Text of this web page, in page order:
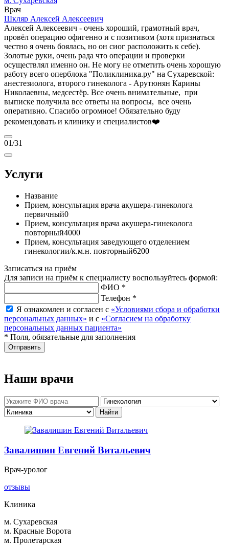
Врач
Шкляр Алексей Алексеевич
Алексей Алексеевич - очень хороший, грамотный врач,
провёл операцию офигенно и с позитивом (хотя признаться
честно я очень боялась, но он сиог расположить к себе).
Золотые руки, очень рада что операции и проверки
осуществлял именно он. Не могу не отметить очень хорошую
работу всего оперблока "Поликлиника.ру" на Сухаревской:
анестезиолога, второго гинеколога - Арутюнян Карины
Николаевны, медсестёр. Все очень внимательные, при
выписке получила все ответы на вопросы, все очень
оперативно. Спасибо огромное! Обязательно буду
рекомендовать и клинику и специалистов❤️
01/31
Услуги
Название
Прием, консультация врача акушера-гинеколога
первичный0
Прием, консультация врача акушера-гинеколога
повторный4000
Прием, консультация заведующего отделением
гинекологии/к.м.н. повторный6200
Записаться на приём
Для записи на приём к специалисту воспользуйтесь формой:
ФИО *
Телефон *
Я ознакомлен и согласен с «Условиями сбора и обработки
персональных данных» и с «Согласием на обработку
персональных данных пациента»
* Поля, обязательные для заполнения
Отправить
Наши врачи
Завалишин Евгений Витальевич
Врач-уролог
отзывы
Клиника
м. Сухаревская
м. Красные Ворота
м. Пролетарская